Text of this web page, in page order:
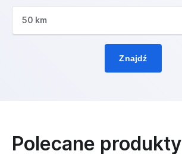
50 km
Znajdź
Polecane produkty